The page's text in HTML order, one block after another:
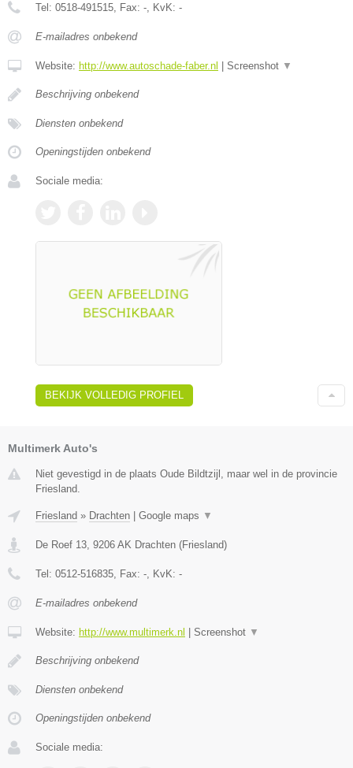
Tel: 0518-491515 , Fax: - , KvK: -
E-mailadres onbekend
Website: http://www.autoschade-faber.nl | Screenshot ▼
Beschrijving onbekend
Diensten onbekend
Openingstijden onbekend
Sociale media:
BEKIJK VOLLEDIG PROFIEL
Multimerk Auto's
Niet gevestigd in de plaats Oude Bildtzijl, maar wel in de provincie
Friesland.
Friesland » Drachten Google maps ▼
De Roef 13, 9206 AK Drachten (Friesland)
Tel: 0512-516835, Fax: -, KvK: -
E-mailadres onbekend
Website: http://www.multimerk.nl Screenshot ▼
Beschrijving onbekend
Diensten onbekend
Openingstijden onbekend
Sociale media: